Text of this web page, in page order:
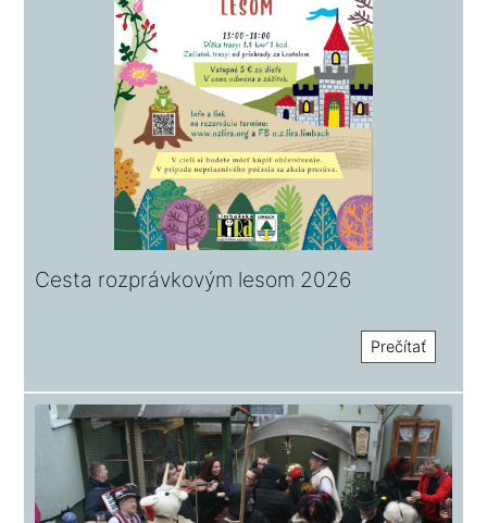
Cesta rozprávkovým lesom 2026
Prečítať